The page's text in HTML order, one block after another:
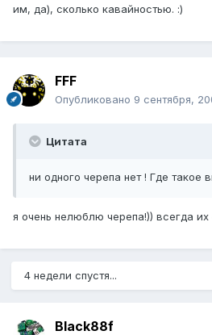
им, да), сколько кавайностью. :)
FFF
Опубликовано 9 сентября,
Цитата
ни одного черепа нет ! Где такое
я очень нелюблю черепа!)) всегда
4 недели спустя...
Black88f